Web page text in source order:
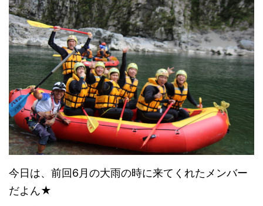
今日は、前回6月の大雨の時に来てくれたメンバー
だよん★